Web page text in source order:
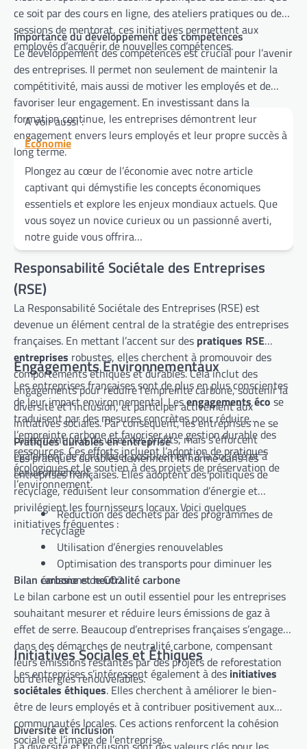
ce soit par des cours en ligne, des ateliers pratiques ou des
sessions de mentorat, ces initiatives permettent aux
employés d’acquérir de nouvelles compétences.
Importance du développement des compétences
Le développement des compétences est crucial pour l’avenir
des entreprises. Il permet non seulement de maintenir la
compétitivité, mais aussi de motiver les employés et de
favoriser leur engagement. En investissant dans la
formation continue, les entreprises démontrent leur
engagement envers leurs employés et leur propre succès à
long terme.
A voir aussi :
Économie
Plongez au cœur de l’économie avec notre article
captivant qui démystifie les concepts économiques
essentiels et explore les enjeux mondiaux actuels. Que
vous soyez un novice curieux ou un passionné averti,
notre guide vous offrira…
Responsabilité Sociétale des Entreprises
(RSE)
La Responsabilité Sociétale des Entreprises (RSE) est
devenue un élément central de la stratégie des entreprises
françaises. En mettant l’accent sur des pratiques RSE
entreprises robustes, elles cherchent à promouvoir des
comportements éthiques et durables. Cela inclut des
engagements pour réduire l’empreinte carbone, soutenir la
diversité et l’inclusion, et participer activement aux
initiatives sociales. Par conséquent, les entreprises ne se
contentent plus de viser des profits, mais s’efforcent
également de contribuer positivement à la société et à
l’environnement.
Engagements Environnementaux
Les entreprises françaises sont de plus en plus conscientes
de leur impact environnemental. Lesengagements éco se
traduisent par des mesures concrètes pour réduire
l’empreinte carbone et favoriser une gestion durable des
ressources. Ces efforts incluent l’adoption de pratiques
écologiques et le soutien à des projets de préservation de
l’environnement.
Pratiques durables en entreprise
Les pratiques durables deviennent la norme dans les
entreprises françaises. Elles adoptent des politiques de
recyclage, réduisent leur consommation d’énergie et
privilégient les fournisseurs locaux. Voici quelques
initiatives fréquentes :
Réduction des déchets par des programmes de
recyclage
Utilisation d’énergies renouvelables
Optimisation des transports pour diminuer les
émissions de CO2
Bilan carbone et neutralité carbone
Le bilan carbone est un outil essentiel pour les entreprises
souhaitant mesurer et réduire leurs émissions de gaz à
effet de serre. Beaucoup d’entreprises françaises s’engagent
dans des démarches de neutralité carbone, compensant
leurs émissions restantes par des projets de reforestation
ou d’énergies renouvelables.
Initiatives Sociales et Éthiques
Les entreprises s’intéressent également à des initiatives
sociétales éthiques. Elles cherchent à améliorer le bien-
être de leurs employés et à contribuer positivement aux
communautés locales. Ces actions renforcent la cohésion
sociale et l’image de l’entreprise.
Diversité et inclusion